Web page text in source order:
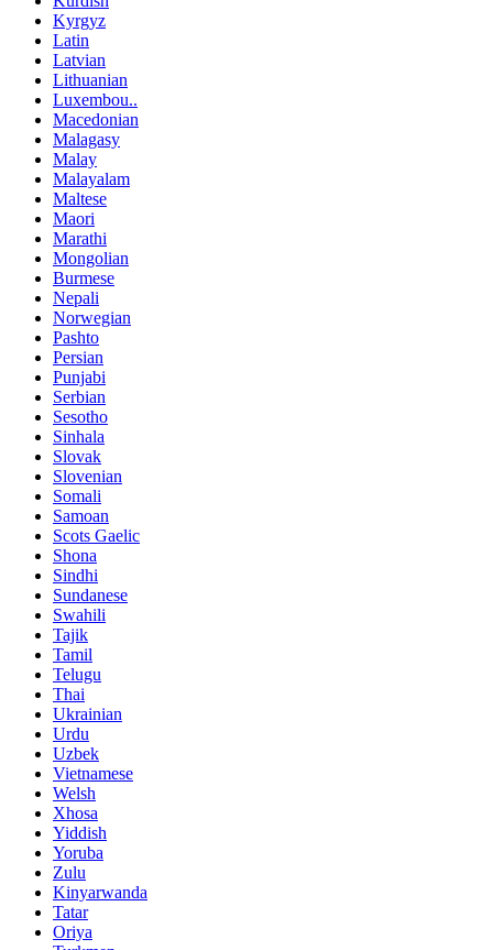
Kyrgyz
Latin
Latvian
Lithuanian
Luxembou..
Macedonian
Malagasy
Malay
Malayalam
Maltese
Maori
Marathi
Mongolian
Burmese
Nepali
Norwegian
Pashto
Persian
Punjabi
Serbian
Sesotho
Sinhala
Slovak
Slovenian
Somali
Samoan
Scots Gaelic
Shona
Sindhi
Sundanese
Swahili
Tajik
Tamil
Telugu
Thai
Ukrainian
Urdu
Uzbek
Vietnamese
Welsh
Xhosa
Yiddish
Yoruba
Zulu
Kinyarwanda
Tatar
Oriya